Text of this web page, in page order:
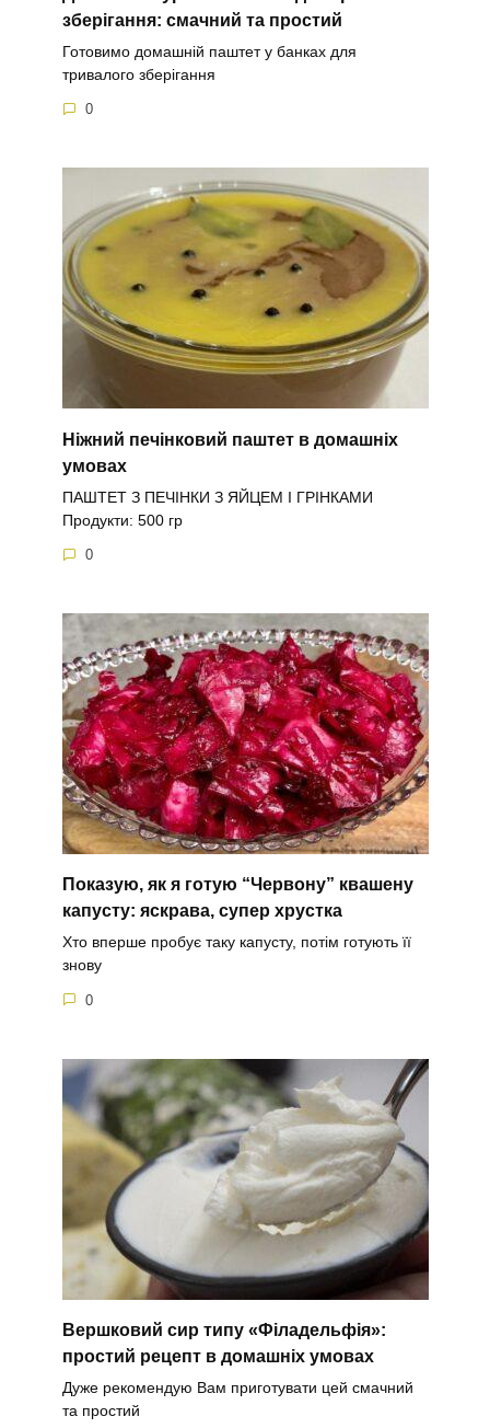
зберігання: смачний та простий
Готовимо домашній паштет у банках для
тривалого зберігання
0
Ніжний печінковий паштет в домашніх
умовах
ПАШТЕТ З ПЕЧІНКИ З ЯЙЦЕМ І ГРІНКАМИ
Продукти: 500 гр
0
Показую, як я готую “Червону” квашену
капусту: яскрава, супер хрустка
Хто вперше пробує таку капусту, потім готують її
знову
0
Вершковий сир типу «Філадельфія»:
простий рецепт в домашніх умовах
Дуже рекомендую Вам приготувати цей смачний
та простий